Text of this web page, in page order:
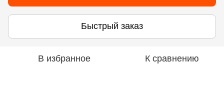
Быстрый заказ
В избранное К сравнению